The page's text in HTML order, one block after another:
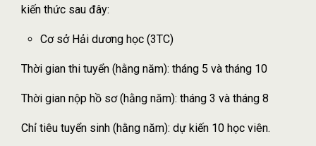
kiến thức sau đây:
Cơ sở Hải dương học (3TC)
Thời gian thi tuyển (hằng năm): tháng 5 và tháng 10
Thời gian nộp hồ sơ (hằng năm): tháng 3 và tháng 8
Chỉ tiêu tuyển sinh (hằng năm): dự kiến 10 học viên.